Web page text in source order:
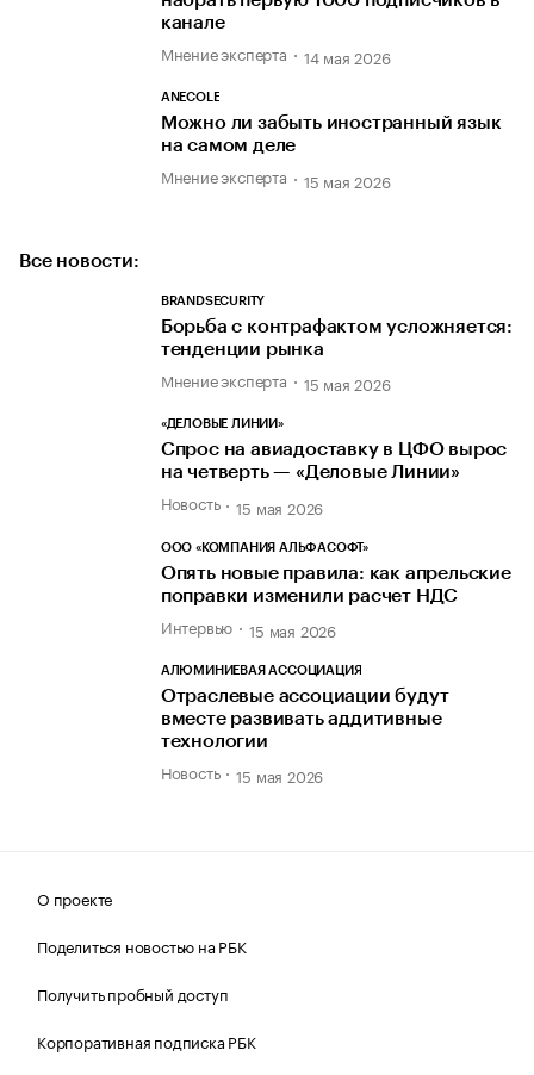
канале
Мнение эксперта 14 мая 2026
ANECOLE
Можно ли забыть иностранный язык
на самом деле
Мнение эксперта 15 мая 2026
Все новости:
BRANDSECURITY
Борьба с контрафактом усложняется:
тенденции рынка
Мнение эксперта 15 мая 2026
«ДЕЛОВЫЕ ЛИНИИ»
Спрос на авиадоставку в ЦФО вырос
на четверть — «Деловые Линии»
Новость 15 мая 2026
ООО «КОМПАНИЯ АЛЬФАСОФТ»
Опять новые правила: как апрельские
поправки изменили расчет НДС
Интервью 15 мая 2026
АЛЮМИНИЕВАЯ АССОЦИАЦИЯ
Отраслевые ассоциации будут
вместе развивать аддитивные
технологии
Новость 15 мая 2026
О проекте
Поделиться новостью на РБК
Получить пробный доступ
Корпоративная подписка РБК